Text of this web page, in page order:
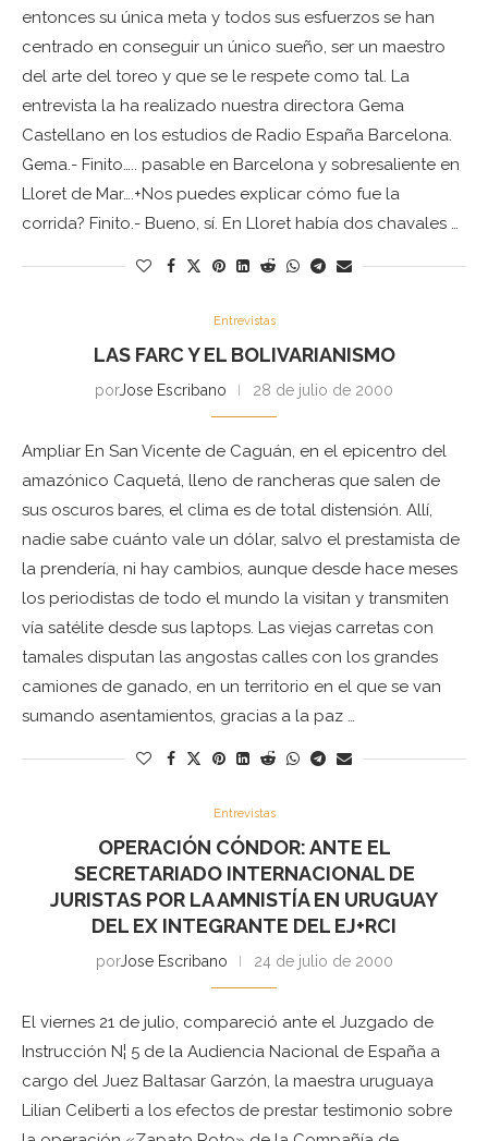
entonces su única meta y todos sus esfuerzos se han
centrado en conseguir un único sueño, ser un maestro
del arte del toreo y que se le respete como tal. La
entrevista la ha realizado nuestra directora Gema
Castellano en los estudios de Radio España Barcelona.
Gema.- Finito….. pasable en Barcelona y sobresaliente en
Lloret de Mar….+Nos puedes explicar cómo fue la
corrida? Finito.- Bueno, sí. En Lloret había dos chavales …
Entrevistas
LAS FARC Y EL BOLIVARIANISMO
porJose Escribano 28 de julio de 2000
Ampliar En San Vicente de Caguán, en el epicentro del
amazónico Caquetá, lleno de rancheras que salen de
sus oscuros bares, el clima es de total distensión. Allí,
nadie sabe cuánto vale un dólar, salvo el prestamista de
la prendería, ni hay cambios, aunque desde hace meses
los periodistas de todo el mundo la visitan y transmiten
vía satélite desde sus laptops. Las viejas carretas con
tamales disputan las angostas calles con los grandes
camiones de ganado, en un territorio en el que se van
sumando asentamientos, gracias a la paz …
Entrevistas
OPERACIÓN CÓNDOR: ANTE EL
SECRETARIADO INTERNACIONAL DE
JURISTAS POR LA AMNISTÍA EN URUGUAY
DEL EX INTEGRANTE DEL EJ+RCI
porJose Escribano 24 de julio de 2000
El viernes 21 de julio, compareció ante el Juzgado de
Instrucción N¦ 5 de la Audiencia Nacional de España a
cargo del Juez Baltasar Garzón, la maestra uruguaya
Lilian Celiberti a los efectos de prestar testimonio sobre